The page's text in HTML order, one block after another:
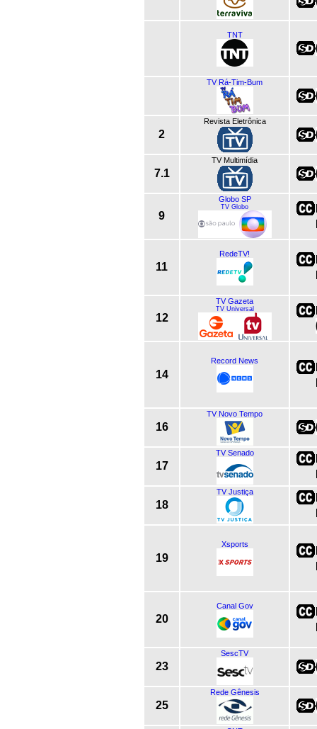
TNT
TV Rá-Tim-Bum
2
Revista Eletrônica
7.1
TV Multimídia
9
Globo SP
TV Globo
11
RedeTV!
12
TV Gazeta
TV Universal
14
Record News
16
TV Novo Tempo
17
TV Senado
18
TV Justiça
19
Xsports
20
Canal Gov
23
SescTV
25
Rede Gênesis